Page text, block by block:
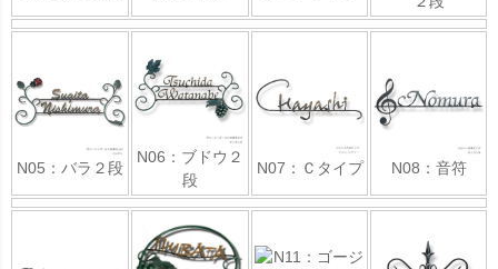
N05：バラ２段
N06：ブドウ２
段
N07：Ｃタイプ N08：音符